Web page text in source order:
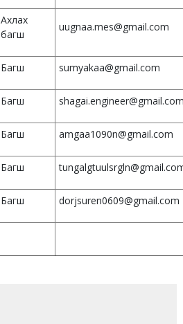
Ахлах
багш
uugnaa.mes@gmail.com
Багш sumyakaa@gmail.com
Багш
Багш amgaa1090n@gmail.com
Багш
Багш dorjsuren0609@gmail.com